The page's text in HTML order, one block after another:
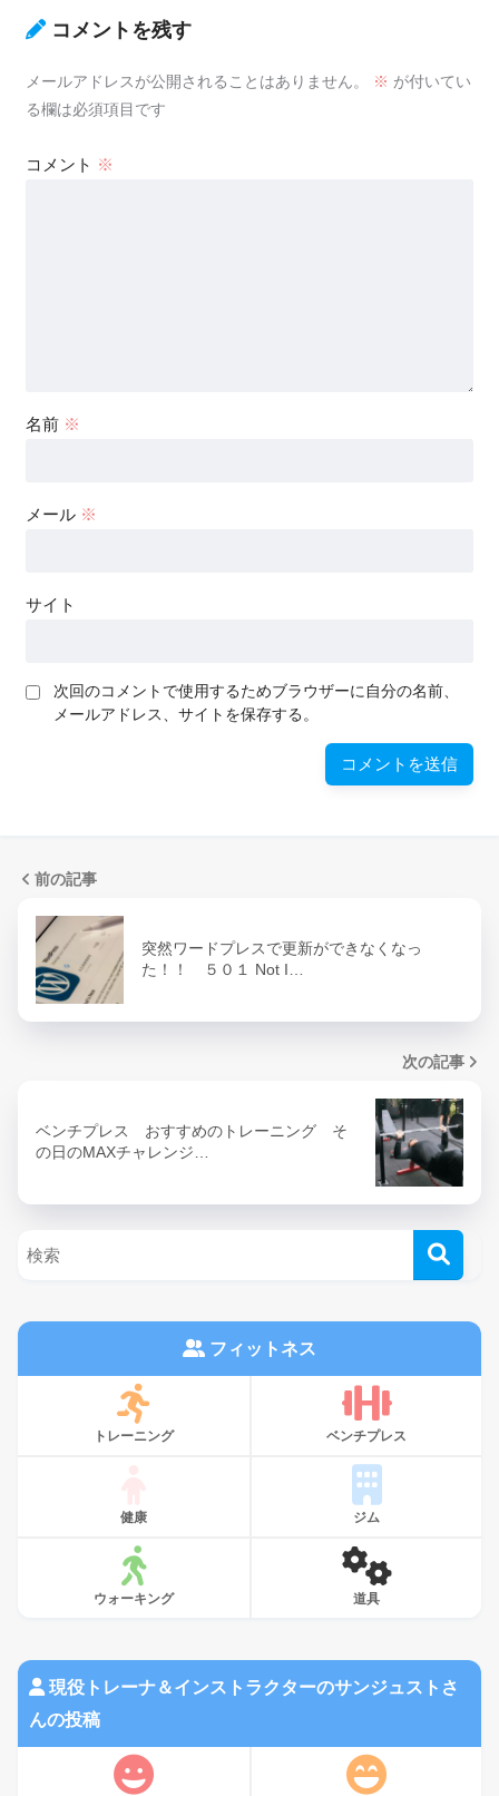
コメントを残す
メールアドレスが公開されることはありません。 ※ が付いてい
る欄は必須項目です
コメント ※
名前 ※
メール ※
サイト
次回のコメントで使用するためブラウザーに自分の名前、
メールアドレス、サイトを保存する。
前の記事
突然ワードプレスで更新ができなくなっ
た！！ ５０１ Not I…
次の記事
ベンチプレス おすすめのトレーニング そ
の日のMAXチャレンジ…
フィットネス
トレーニング ベンチプレス
健康 ジム
ウォーキング 道具
現役トレーナ＆インストラクターのサンジュストさ
んの投稿